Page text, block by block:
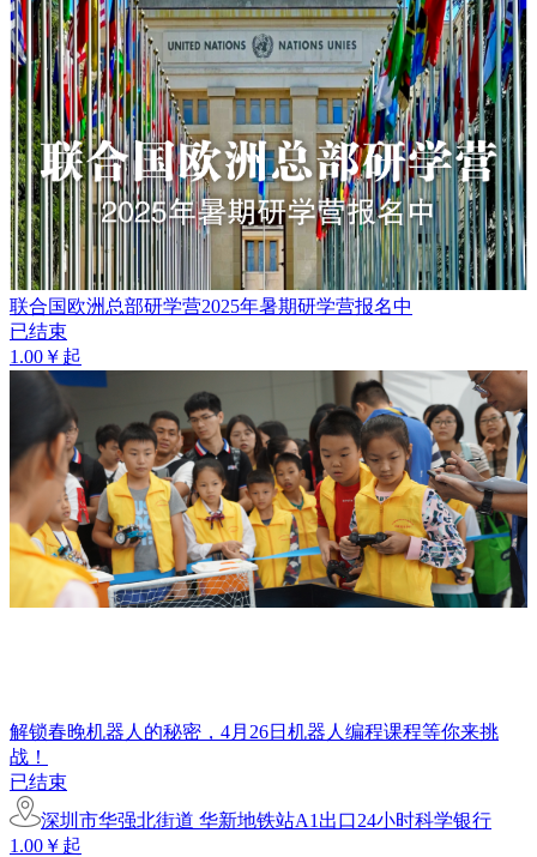
联合国欧洲总部研学营2025年暑期研学营报名中
已结束
1.00￥起
解锁春晚机器人的秘密，4月26日机器人编程课程等你来挑
战！
已结束
深圳市华强北街道 华新地铁站A1出口24小时科学银行
1.00￥起